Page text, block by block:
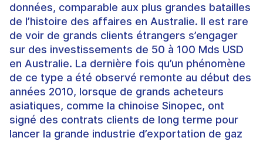
données, comparable aux plus grandes batailles
de l’histoire des affaires en Australie. Il est rare
de voir de grands clients étrangers s’engager
sur des investissements de 50 à 100 Mds USD
en Australie. La dernière fois qu’un phénomène
de ce type a été observé remonte au début des
années 2010, lorsque de grands acheteurs
asiatiques, comme la chinoise Sinopec, ont
signé des contrats clients de long terme pour
lancer la grande industrie d’exportation de gaz